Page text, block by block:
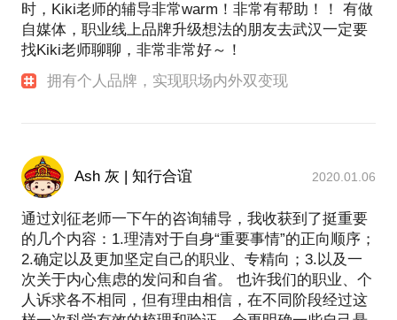
时，Kiki老师的辅导非常warm！非常有帮助！！ 有做
自媒体，职业线上品牌升级想法的朋友去武汉一定要
找Kiki老师聊聊，非常非常好～！
拥有个人品牌，实现职场内外双变现
Ash 灰 | 知行合谊 2020.01.06
通过刘征老师一下午的咨询辅导，我收获到了挺重要
的几个内容：1.理清对于自身“重要事情”的正向顺序；
2.确定以及更加坚定自己的职业、专精向；3.以及一
次关于内心焦虑的发问和自省。 也许我们的职业、个
人诉求各不相同，但有理由相信，在不同阶段经过这